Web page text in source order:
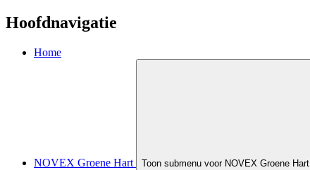
Hoofdnavigatie
Home
NOVEX Groene Hart Toon submenu voor NOVEX Groene Hart